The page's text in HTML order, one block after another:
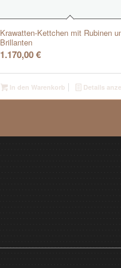
Krawatten-Kettchen mit Rubinen
Brillanten
1.170,00€
In den Warenkorb Details